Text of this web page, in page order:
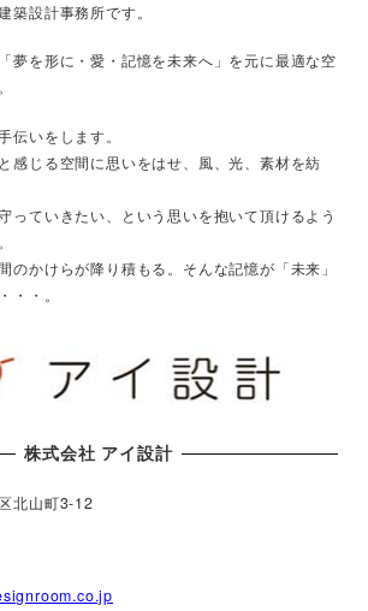
築設計事務所です。
夢を形に・愛・記憶を未来へ」を元に最適な空
伝いをします。
感じる空間に思いをはせ、風、光、素材を紡
っていきたい、という思いを抱いて頂けるよう
のかけらが降り積もる。そんな記憶が「未来」
・・。
株式会社 アイ設計
北山町3-12